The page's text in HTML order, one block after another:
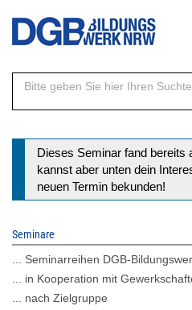
Direkt
Inhalt
Statusmeldung
Dieses Seminar fand bereits
kannst aber unten dein
neuen Termin bekunden!
Seminare
... Seminarreihen DGB-
... in Kooperation mit
... nach Zielgruppe